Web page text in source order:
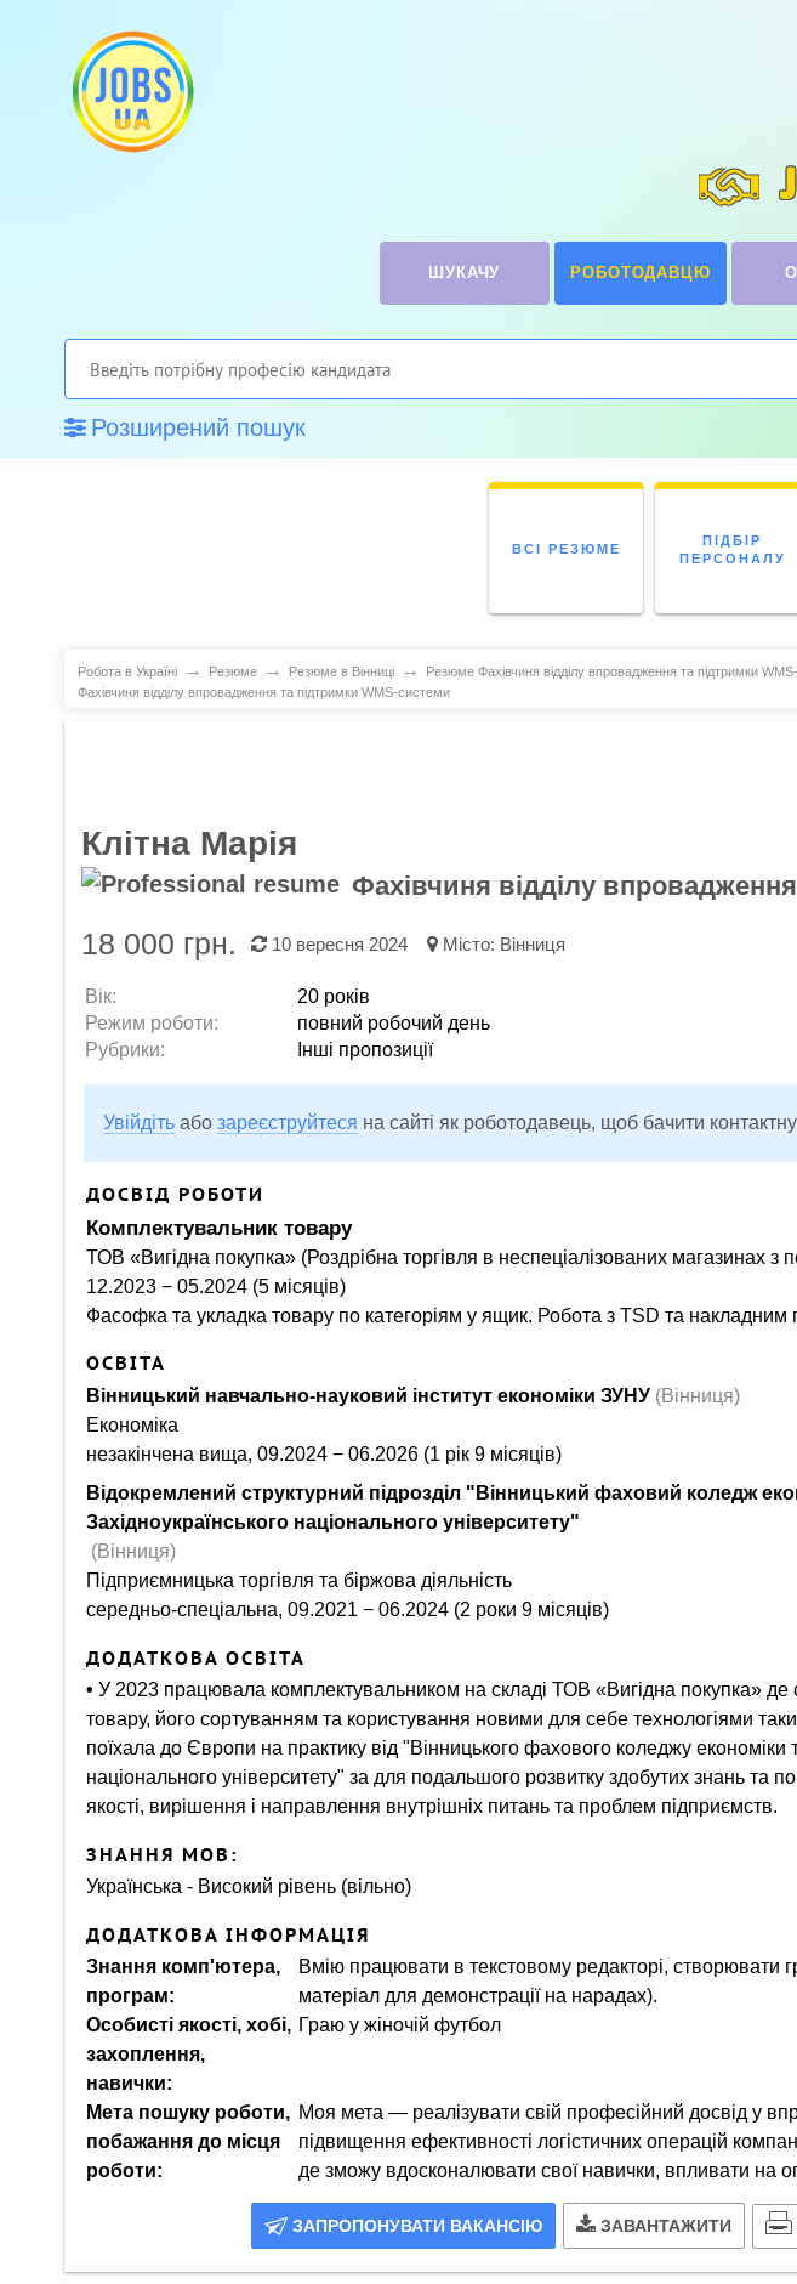
ШУКАЧУ РОБОТОДАВЦЮ
Розширений пошук
ВСІ РЕЗЮМЕ
ПІДБІР
ПЕРСОНАЛУ
Робота в Україні → Резюме → Резюме в Вінниці → Резюме Фахівчиня відділу впровадження та підтримки
Фахівчиня відділу впровадження та підтримки WMS-системи
Клітна Марія
Фахівчиня відділу
18 000 грн. 10 вересня 2024 Місто: Вінниця
Вік:
20 років
Режим роботи:
повний робочий день
Рубрики:
Інші пропозиції
Увійдіть або зареєструйтеся на сайті як роботодавець, щоб бачити
ДОСВІД РОБОТИ
комплектувальник товару
ТОВ «Вигідна покупка» (Роздрібна торгівля в неспеціалізованих магазинах
12.2023 − 05.2024 (5 місяців)
Фасофка та укладка товару по категоріям у ящик. Робота з TSD та накладним
ОСВІТА
Вінницький навчально-науковий інститут економіки ЗУНУ(Вінниця)
Економіка
незакінчена вища, 09.2024 − 06.2026 (1 рік 9 місяців)
Відокремлений структурний підрозділ "Вінницький фаховий коледж економіки та підприємництва
Західноукраїнського національного університету"
(Вінниця)
Підприємницька торгівля та біржова діяльність
середньо-спеціальна, 09.2021 − 06.2024 (2 роки 9 місяців)
ДОДАТКОВА ОСВІТА
• У 2023 працювала комплектувальником на складі ТОВ «Вигідна покупка»
товару, його сортуванням та користування новими для себе технологіями
поїхала до Європи на практику від "Вінницького фахового коледжу економіки
національного університету" за для подальшого розвитку здобутих знань та
якості, вирішення і направлення внутрішніх питань та проблем підприємств.
ЗНАННЯ МОВ:
Українська - Високий рівень (вільно)
ДОДАТКОВА ІНФОРМАЦІЯ
Знання комп'ютера,
програм:
Вмію працювати в текстовому редакторі, створювати
Особисті якості, хобі,
захоплення,
навички:
Граю у жіночій футбол
Мета пошуку роботи,
побажання до місця
роботи:
Моя мета — реалізувати свій професійний досвід у
підвищення ефективності логістичних операцій
де зможу вдосконалювати свої навички, впливати на
ЗАПРОПОНУВАТИ ВАКАНСІЮ ЗАВАНТАЖИТИ